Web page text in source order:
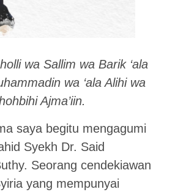
wa Sallim wa Barik ‘ala
wa ‘ala Alihi wa
Ajma’iin.
saya begitu mengagumi
Syekh Dr. Said
Seorang cendekiawan
yang mempunyai